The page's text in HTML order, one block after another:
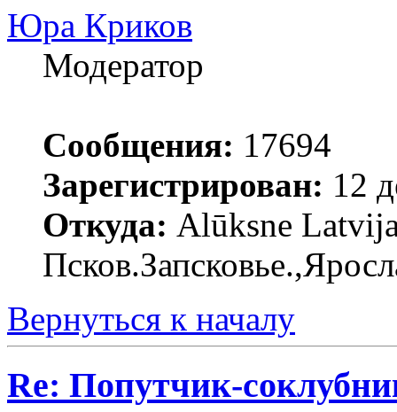
Юра Криков
Модератор
Сообщения: 17694
Зарегистрирован: 12
Откуда: Alūksne
Вернуться к началу
Re: Попутчик-